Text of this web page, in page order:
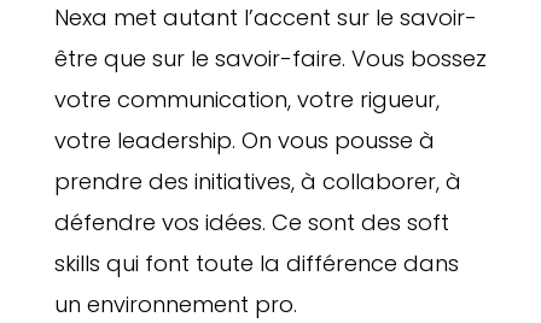
Nexa met autant l’accent sur le savoir-
être que sur le savoir-faire. Vous bossez
votre communication, votre rigueur,
votre leadership. On vous pousse à
prendre des initiatives, à collaborer, à
défendre vos idées. Ce sont des soft
skills qui font toute la différence dans
un environnement pro.